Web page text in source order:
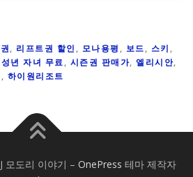
, 리프트권 할인 , 모나용평 , 보드, 스키 ,
년 자녀 무료, 시즌권 판매가, 엘리시안,
, 하이원리조트
모도리 이야기 – OnePress 테마 제작자